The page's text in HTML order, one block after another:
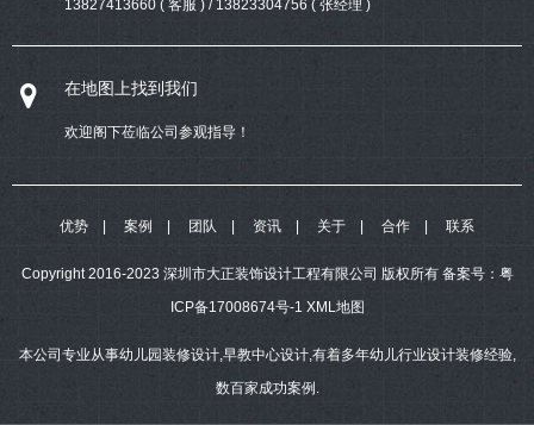
13827413660 ( 客服 ) / 13823304756 ( 张经理 )
在地图上找到我们
欢迎阁下莅临公司参观指导！
优势 案例 团队 资讯 关于 合作 联系
Copyright 2016-2023 深圳市大正装饰设计工程有限公司 版权所有 备案号： 粤
ICP备17008674号-1 XML地图
本公司专业从事幼儿园装修设计,早教中心设计,有着多年幼儿行业设计装修经验,
数百家成功案例.